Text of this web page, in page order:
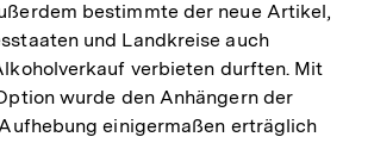
bestimmte der neue Artikel,
und Landkreise auch
verbieten durften. Mit
wurde den Anhängern der
einigermaßen erträglich